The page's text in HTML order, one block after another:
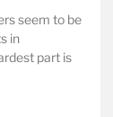
seem to be
in
part is